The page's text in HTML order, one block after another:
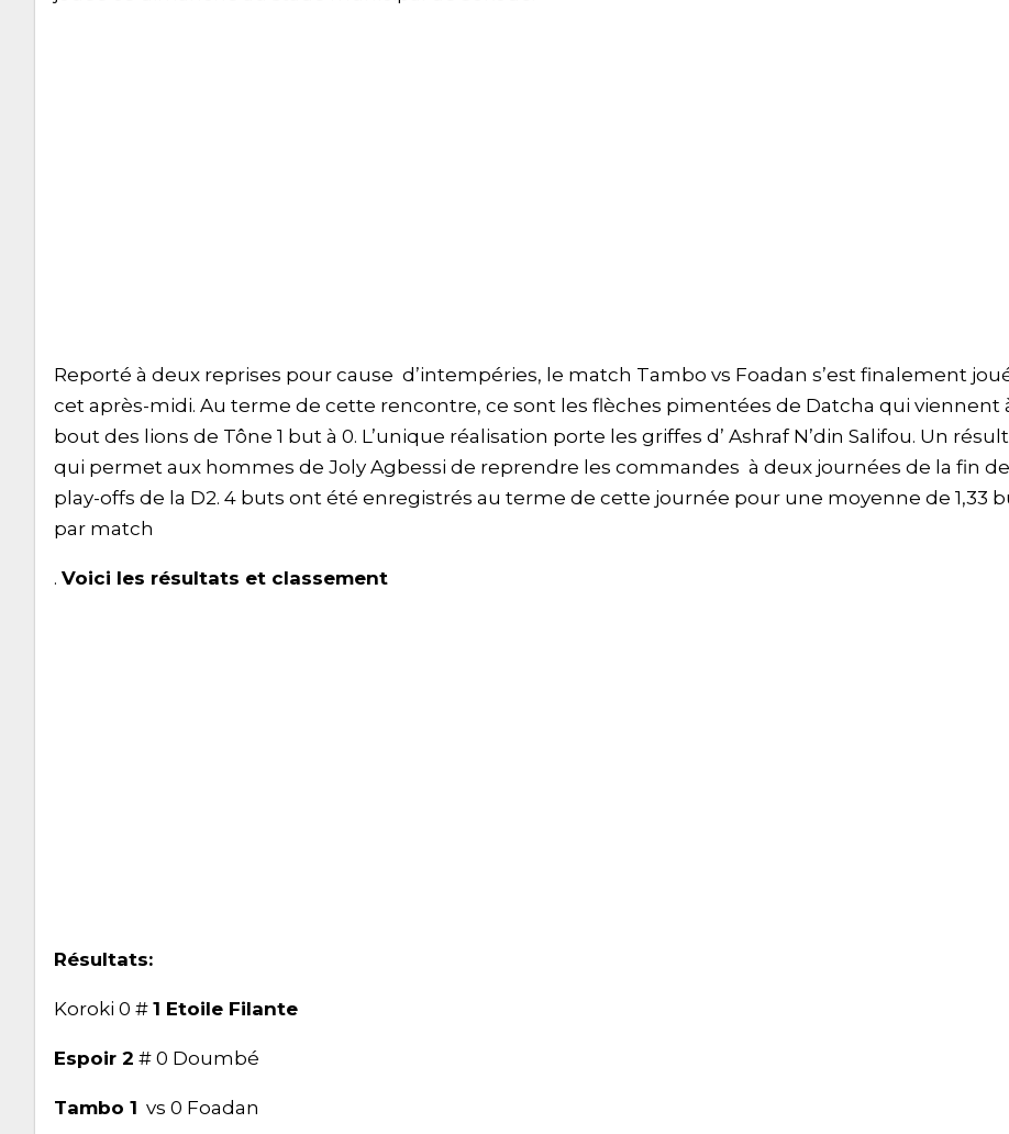
Reporté à deux reprises pour cause d’intempéries, le match Tambo vs Foadan s’est finalement
cet après-midi. Au terme de cette rencontre, ce sont les flèches pimentées de Datcha qui viennent
bout des lions de Tône 1 but à 0. L’unique réalisation porte les griffes d’ Ashraf N’din Salifou. Un
qui permet aux hommes de Joly Agbessi de reprendre les commandes à deux journées de la fin
play-offs de la D2. 4 buts ont été enregistrés au terme de cette journée pour une moyenne de 1,33
par match
. Voici les résultats et classement
Résultats:
Koroki 0 # 1 Etoile Filante
Espoir 2 # 0 Doumbé
Tambo 1 vs 0 Foadan